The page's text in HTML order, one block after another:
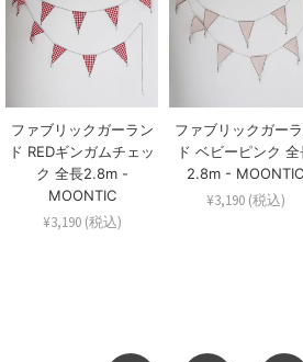
ファブリックガーラン
ド REDギンガムチェッ
ク 全長2.8m -
MOONTIC
¥3,190 (税込)
ファブリックガー
ド ベビーピンク 全
2.8m - MOONTIC
¥3,190 (税込)